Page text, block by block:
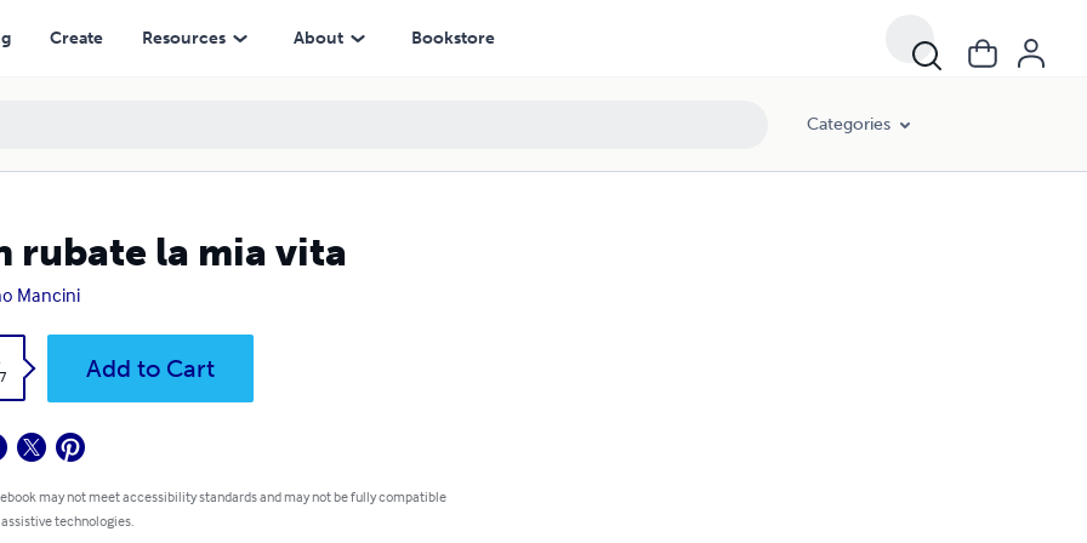
Create Resources About Bookstore
Categories
rubate la mia vita
Mancini
Add to Cart
may not meet accessibility standards and may not be fully compatible
technologies.